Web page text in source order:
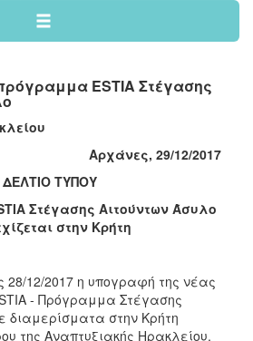
ESTIA Στέγασης
Αρχάνες, 29/12/2017
ΔΕΛΤΙΟ ΤΥΠΟΥ
Στέγασης Αιτούντων Άσυλο
στην Κρήτη
28/12/2017 η υπογραφή της νέας
- Πρόγραμμα Στέγασης
διαμερίσματα στην Κρήτη
της Αναπτυξιακής Ηρακλείου,